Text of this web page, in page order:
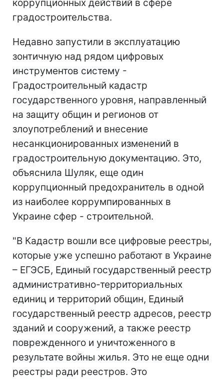
коррупционных действий в сфере
градостроительства.
Недавно запустили в эксплуатацию
зонтичную над рядом цифровых
инструментов систему -
Градостроительный кадастр
государственного уровня, направленный
на защиту общин и регионов от
злоупотреблений и внесение
несанкционированных изменений в
градостроительную документацию. Это,
объяснила Шуляк, еще один
коррупционный предохранитель в одной
из наиболее коррумпированных в
Украине сфер - строительной.
"В Кадастр вошли все цифровые реестры,
которые уже успешно работают в Украине
– ЕГЭСБ, Единый государственный реестр
административно-территориальных
единиц и территорий общин, Единый
государственный реестр адресов, реестр
зданий и сооружений, а также реестр
поврежденного и уничтоженного в
результате войны жилья. Это не еще одни
реестры ради реестров. Это